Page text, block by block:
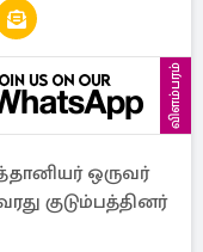
விளம்பரம்
ஒருவர்
குடும்பத்தினர்